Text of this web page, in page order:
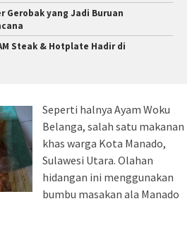
Gerobak yang Jadi Buruan
Steak & Hotplate Hadir di
Seperti halnya Ayam Woku
Belanga, salah satu makanan
khas warga Kota Manado,
Sulawesi Utara. Olahan
hidangan ini menggunakan
bumbu masakan ala Manado